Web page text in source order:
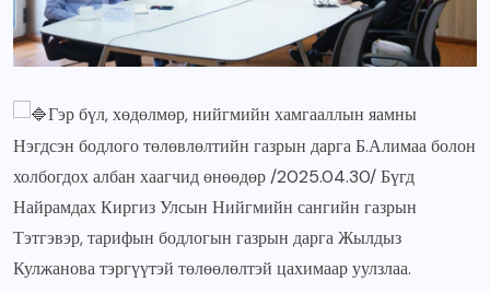
Гэр бүл, хөдөлмөр, нийгмийн хамгааллын яамны
Нэгдсэн бодлого төлөвлөлтийн газрын дарга Б.Алимаа болон
холбогдох албан хаагчид өнөөдөр /2025.04.30/ Бүгд
Найрамдах Киргиз Улсын Нийгмийн сангийн газрын
Тэтгэвэр, тарифын бодлогын газрын дарга Жылдыз
Кулжанова тэргүүтэй төлөөлөлтэй цахимаар уулзлаа.